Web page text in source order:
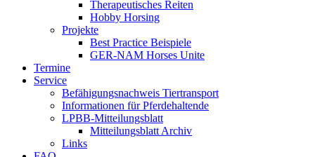
Therapeutisches Reiten
Hobby Horsing
Projekte
Best Practice Beispiele
GER-NAM Horses Unite
Termine
Service
Befähigungsnachweis Tiertransport
Informationen für Pferdehaltende
LPBB-Mitteilungsblatt
Mitteilungsblatt Archiv
Links